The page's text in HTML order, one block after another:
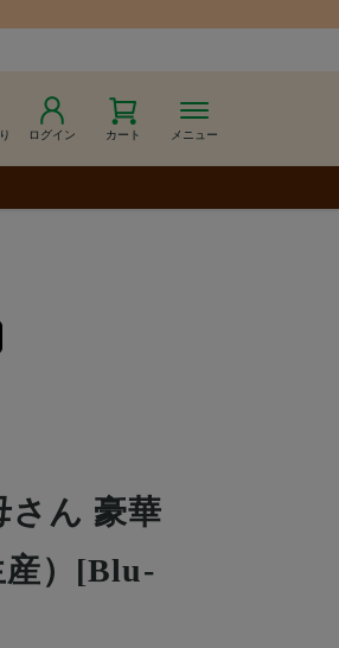
ログイン カート メニュー
さん 豪華
産）[Blu-